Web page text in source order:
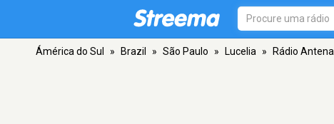
Ámérica do Sul » Brazil » São Paulo » Lucelia » Rádio